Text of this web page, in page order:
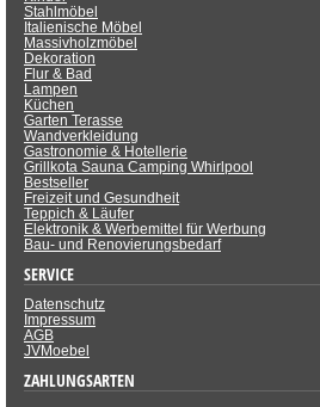
Stahlmöbel
Italienische Möbel
Massivholzmöbel
Dekoration
Flur & Bad
Lampen
Küchen
Garten Terasse
Wandverkleidung
Gastronomie & Hotellerie
Grillkota Sauna Camping Whirlpool
Bestseller
Freizeit und Gesundheit
Teppich & Läufer
Elektronik & Werbemittel für Werbung
Bau- und Renovierungsbedarf
SERVICE
Datenschutz
Impressum
AGB
JVMoebel
ZAHLUNGSARTEN